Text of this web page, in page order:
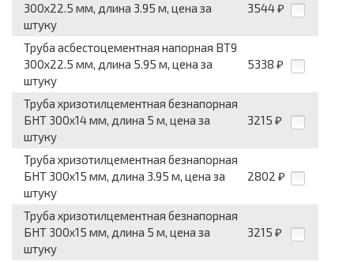
300x22.5 мм, длина 3.95 м, цена за
штуку
3544 ₽
Труба асбестоцементная напорная ВТ9
300x22.5 мм, длина 5.95 м, цена за
штуку
5338 ₽
Труба хризотилцементная безнапорная
БНТ 300x14 мм, длина 5 м, цена за
штуку
3215 ₽
Труба хризотилцементная безнапорная
БНТ 300x15 мм, длина 3.95 м, цена за
штуку
2802 ₽
Труба хризотилцементная безнапорная
БНТ 300x15 мм, длина 5 м, цена за
штуку
3215 ₽